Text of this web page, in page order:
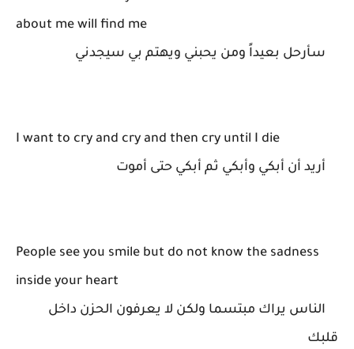
about me will find me
سأرحل بعيداً ومن يحبني ويهتم بي سيجدني
I want to cry and cry and then cry until I die
أريد أن أبكي وأبكي ثم أبكي حتى أموت
People see you smile but do not know the sadness
inside your heart
الناس يراك مبتسما ولكن لا يعرفون الحزن داخل
قلبك